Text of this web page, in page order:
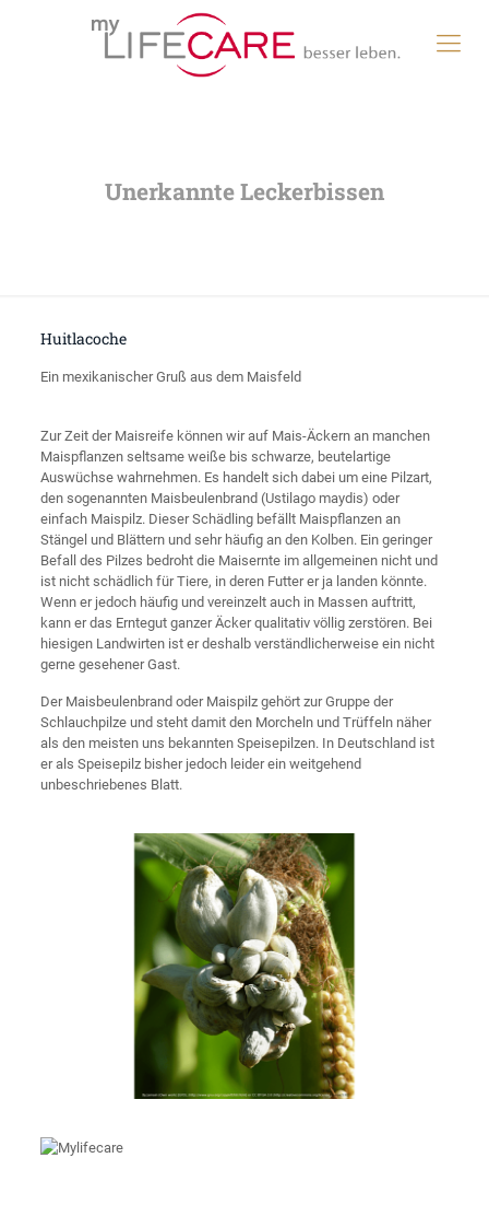
Unerkannte Leckerbissen
Huitlacoche
Ein mexikanischer Gruß aus dem Maisfeld
Zur Zeit der Maisreife können wir auf Mais-Äckern an manchen
Maispflanzen seltsame weiße bis schwarze, beutelartige
Auswüchse wahrnehmen. Es handelt sich dabei um eine Pilzart,
den sogenannten Maisbeulenbrand (Ustilago maydis) oder
einfach Maispilz. Dieser Schädling befällt Maispflanzen an
Stängel und Blättern und sehr häufig an den Kolben. Ein geringer
Befall des Pilzes bedroht die Maisernte im allgemeinen nicht und
ist nicht schädlich für Tiere, in deren Futter er ja landen könnte.
Wenn er jedoch häufig und vereinzelt auch in Massen auftritt,
kann er das Erntegut ganzer Äcker qualitativ völlig zerstören. Bei
hiesigen Landwirten ist er deshalb verständlicherweise ein nicht
gerne gesehener Gast.
Der Maisbeulenbrand oder Maispilz gehört zur Gruppe der
Schlauchpilze und steht damit den Morcheln und Trüffeln näher
als den meisten uns bekannten Speisepilzen. In Deutschland ist
er als Speisepilz bisher jedoch leider ein weitgehend
unbeschriebenes Blatt.